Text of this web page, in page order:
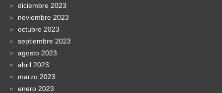
diciembre 2023
noviembre 2023
octubre 2023
septiembre 2023
agosto 2023
abril 2023
marzo 2023
enero 2023